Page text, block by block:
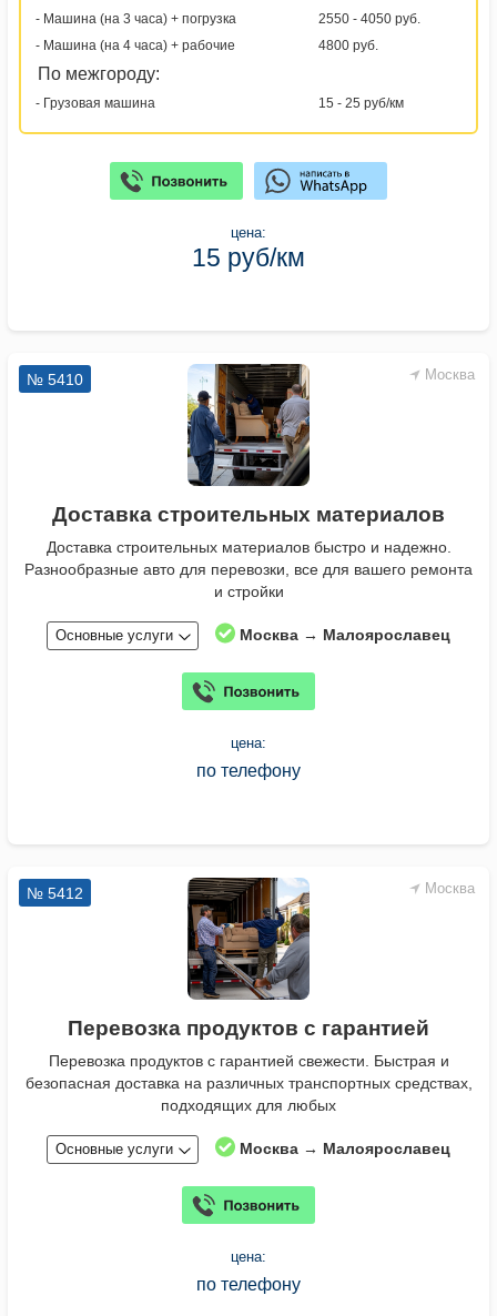
- Машина (на 3 часа) + погрузка
2550 - 4050 руб.
- Машина (на 4 часа) + рабочие
4800 руб.
По межгороду:
- Грузовая машина 15 - 25 руб/км
цена:
15 руб/км
Москва
№ 5410
Доставка строительных материалов
Доставка строительных материалов быстро и надежно.
Разнообразные авто для перевозки, все для вашего ремонта
и стройки
Основные услуги Москва → Малоярославец
цена:
по телефону
Москва
№ 5412
Перевозка продуктов с гарантией
Перевозка продуктов с гарантией свежести. Быстрая и
безопасная доставка на различных транспортных средствах,
подходящих для любых
Основные услуги Москва → Малоярославец
цена:
по телефону